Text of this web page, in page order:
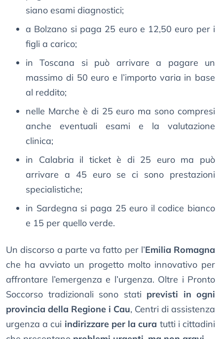
siano esami diagnostici;
a Bolzano si paga 25 euro e 12,50 euro per i
figli a carico;
in Toscana si può arrivare a pagare un
massimo di 50 euro e l’importo varia in base
al reddito;
nelle Marche è di 25 euro ma sono compresi
anche eventuali esami e la valutazione
clinica;
in Calabria il ticket è di 25 euro ma può
arrivare a 45 euro se ci sono prestazioni
specialistiche;
in Sardegna si paga 25 euro il codice bianco
e 15 per quello verde.
Un discorso a parte va fatto per l’Emilia Romagna
che ha avviato un progetto molto innovativo per
affrontare l’emergenza e l’urgenza. Oltre i Pronto
Soccorso tradizionali sono stati previsti in ogni
provincia della Regione i Cau, Centri di assistenza
urgenza a cui indirizzare per la cura tutti i cittadini